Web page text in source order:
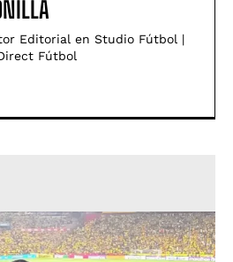
Editorial en Studio Fútbol |
Fútbol